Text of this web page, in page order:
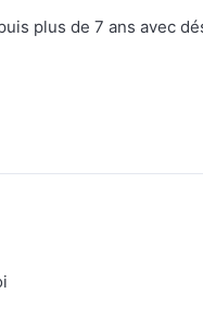
plus de 7 ans avec